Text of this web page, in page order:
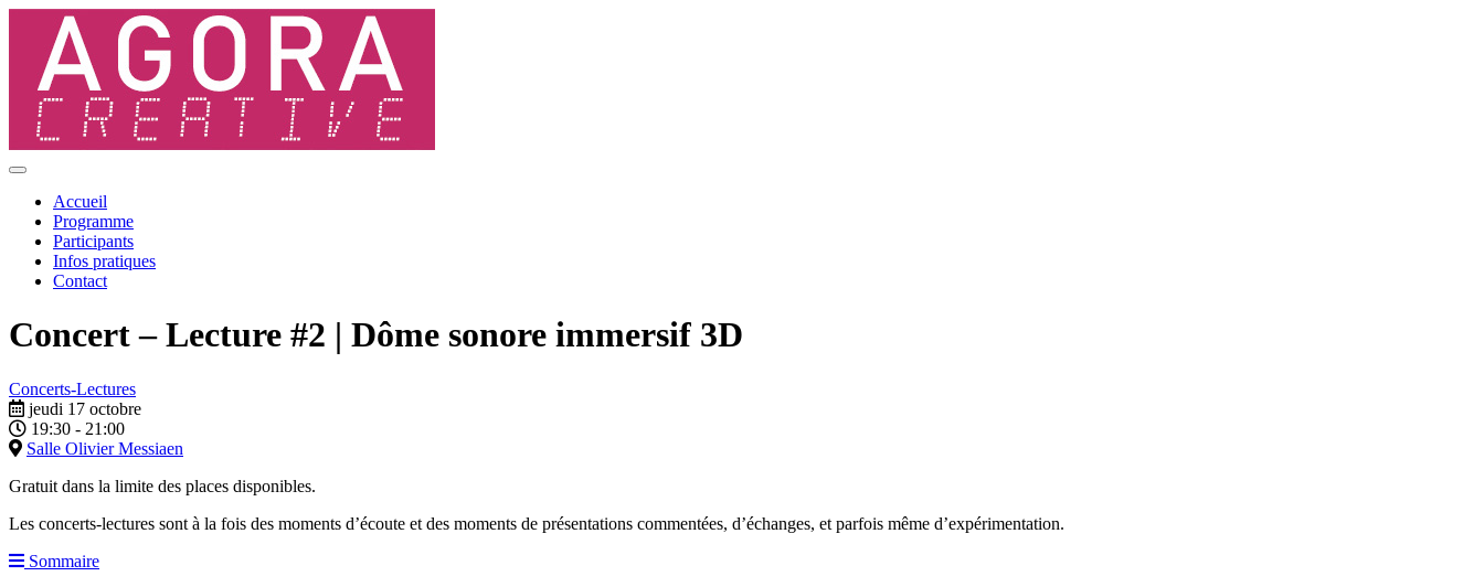
Accueil
Programme
Participants
Infos pratiques
Contact
Concert – Lecture #2 | Dôme sonore immersif 3D
Concerts-Lectures
jeudi 17 octobre
19:30 - 21:00
Salle Olivier Messiaen
Gratuit dans la limite des places disponibles.
Les concerts-lectures sont à la fois des moments d’écoute et des moments de présentations commentées, d’échanges, et parfois même d’expérimentation.
Sommaire